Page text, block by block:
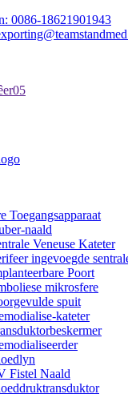
0086-18621901943
Toegangsapparaat
naald
Veneuse Kateter
ingevoegde
Poort
mikrosfere
spuit
kateter
Fistel Naald